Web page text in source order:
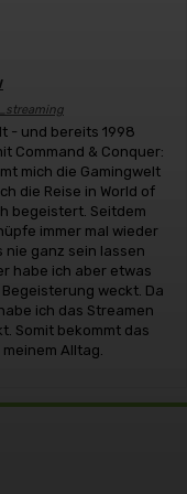
- und bereits 1998
Command & Conquer:
mich die Gamingwelt
die Reise in World of
begeistert. Seitdem
immer mal wieder
nie ganz sein lassen
habe ich aber etwas
weckt. Da
ich das Streamen
Somit bekommt das
Alltag.